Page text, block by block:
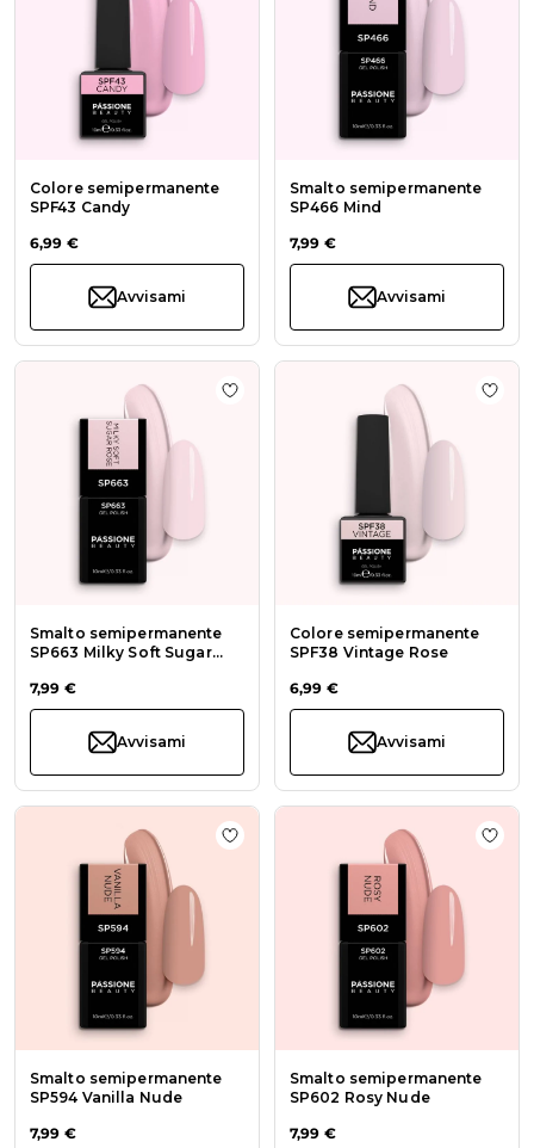
Colore semipermanente
SPF43 Candy
6,99 €
Avvisami
Smalto semipermanente
SP466 Mind
7,99 €
Avvisami
Smalto semipermanente
SP663 Milky Soft Sugar
7,99 €
Avvisami
Aggiungi alla wishlist Smalto
Colore semipermanente
SPF38 Vintage Rose
6,99 €
Avvisami
Smalto semipermanente
SP594 Vanilla Nude
7,99 €
Aggiungi alla wishlist Smalto
Smalto semipermanente
SP602 Rosy Nude
7,99 €